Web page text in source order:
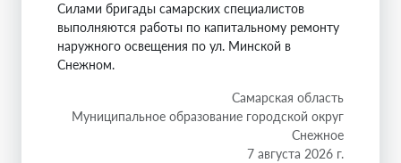
Силами бригады самарских специалистов
выполняются работы по капитальному ремонту
наружного освещения по ул. Минской в
Снежном.
Самарская область
Муниципальное образование городской округ
Снежное
7 августа 2026 г.